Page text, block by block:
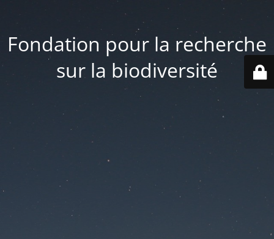
Fondation pour la recherche
sur la biodiversité